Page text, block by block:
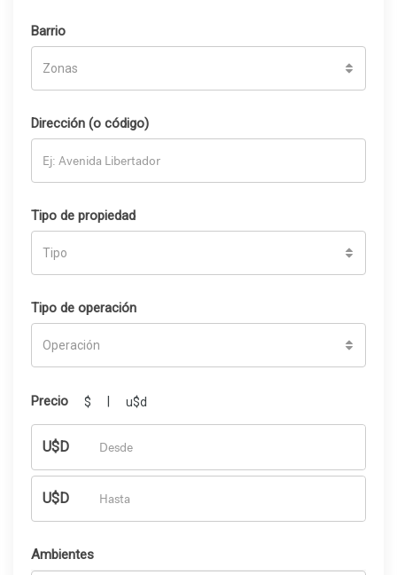
Barrio
Zonas
Dirección (o código)
Tipo de propiedad
Tipo
Tipo de operación
Operación
Precio $ u$d
U$D
U$D
Ambientes